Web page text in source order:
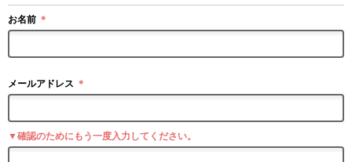
お名前 ＊
メールアドレス ＊
▼確認のためにもう一度入力してください。